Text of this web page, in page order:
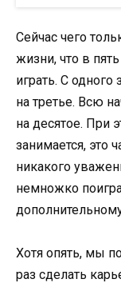
Сейчас чего
жизни, что в
играть. С одного
на третье. Всю
на десятое. При
занимается, это
никакого
немножко
Хотя опять, мы
раз сделать